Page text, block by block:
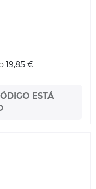
19,85 €
ESTÁ